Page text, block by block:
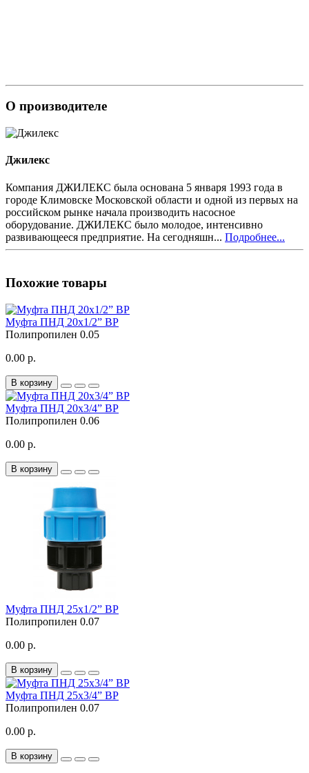
О производителе
Джилекс
Компания ДЖИЛЕКС была основана 5 января 1993 года в
городе Климовске Московской области и одной из первых на
российском рынке начала производить насосное
оборудование. ДЖИЛЕКС было молодое, интенсивно
развивающееся предприятие. На сегодняшн... Подробнее...
Похожие товары
Муфта ПНД 20x1/2” ВР
Полипропилен 0.05
0.00 р.
В корзину
Муфта ПНД 20x3/4” ВР
Полипропилен 0.06
0.00 р.
В корзину
Муфта ПНД 25x1/2” ВР
Полипропилен 0.07
0.00 р.
В корзину
Муфта ПНД 25x3/4” ВР
Полипропилен 0.07
0.00 р.
В корзину